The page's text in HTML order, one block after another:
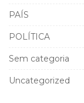
PAÍS
POLÍTICA
Sem categoria
Uncategorized